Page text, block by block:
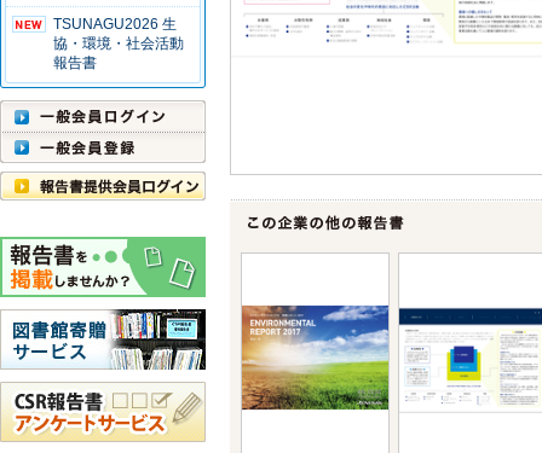
TSUNAGU2026 生
協・環境・社会活動
報告書